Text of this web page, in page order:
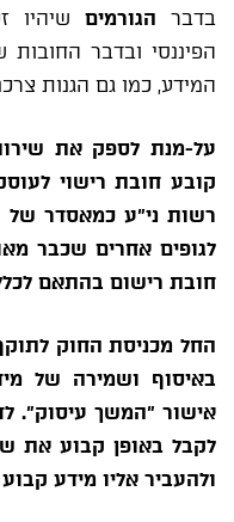
בדבר הגורמיםשיהיו
הפיננסי ובדבר החובות
המידע, כמו גם הגנות
על-מנת לספק את
קובע חובת רישוי
רשות ני"ע כמאסדר של
לגופים אחרים שכבר
חובת רישום בהתאם
החל מכניסת החוק
באיסוף ושמירה של
אישור "המשך עיסוק".
לקבל באופן קבוע את
ולהעביר אליו מידע